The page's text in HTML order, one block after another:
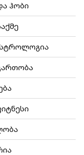
ჰობი